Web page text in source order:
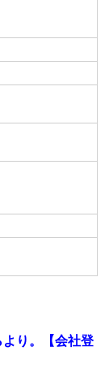
り。【会社登